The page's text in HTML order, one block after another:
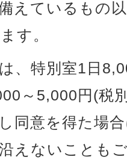
えているもの
す。
、特別室1日
～5,000円(税
同意を得た場
えないことも